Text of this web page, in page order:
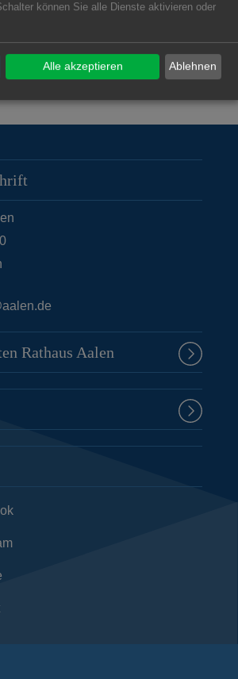
Rathaus Aalen
können Sie alle Dienste aktivieren oder
Ablehnen
Alle akzeptieren